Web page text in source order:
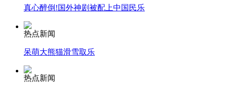
走！跟着总书记去植树
消防员救轻生者 花炮节热闹非凡
真心醉倒!国外神剧被配上中国民乐
热点新闻
呆萌大熊猫滑雪取乐
热点新闻